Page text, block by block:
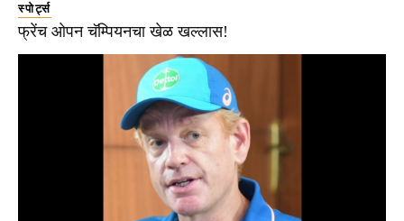
स्पोर्ट्स
फ्रेंच ओपन चॅम्पियनचा खेळ खल्लास!